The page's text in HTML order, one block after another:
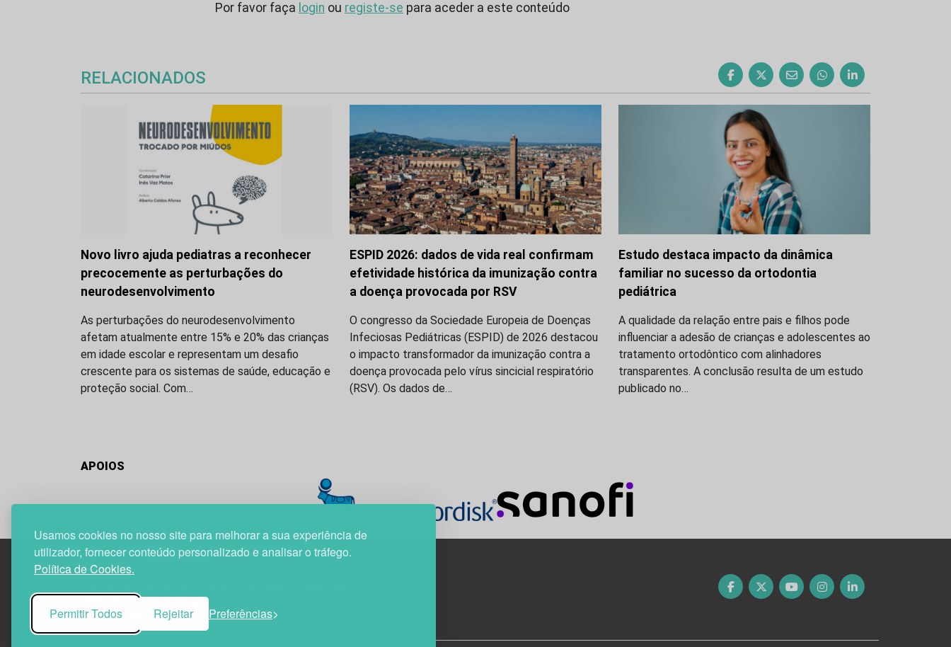
Usamos cookies no nosso site para melhorar a sua experiência de
utilizador, fornecer conteúdo personalizado e analisar o tráfego.
Política de Cookies.
Permitir Todos Rejeitar Preferências
Por favor faça login ou registe-se para aceder a este conteúdo
RELACIONADOS
Novo livro ajuda pediatras a reconhecer
precocemente as perturbações do
neurodesenvolvimento
As perturbações do neurodesenvolvimento
afetam atualmente entre 15% e 20% das crianças
em idade escolar e representam um desafio
crescente para os sistemas de saúde, educação e
proteção social. Com…
ESPID 2026: dados de vida real confirmam
efetividade histórica da imunização contra
a doença provocada por RSV
O congresso da Sociedade Europeia de Doenças
Infeciosas Pediátricas (ESPID) de 2026 destacou
o impacto transformador da imunização contra a
doença provocada pelo vírus sincicial respiratório
(RSV). Os dados de…
Estudo destaca impacto da dinâmica
familiar no sucesso da ortodontia
pediátrica
A qualidade da relação entre pais e filhos pode
influenciar a adesão de crianças e adolescentes ao
tratamento ortodôntico com alinhadores
transparentes. A conclusão resulta de um estudo
publicado no…
APOIOS
1800-282 Lisboa | Portugal
21 850 40 65